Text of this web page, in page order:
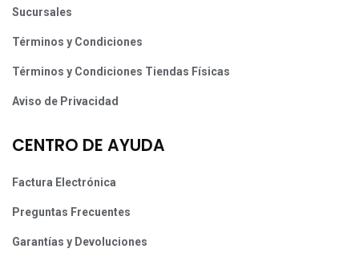
Sucursales
Términos y Condiciones
Términos y Condiciones Tiendas Físicas
Aviso de Privacidad
CENTRO DE AYUDA
Factura Electrónica
Preguntas Frecuentes
Garantías y Devoluciones